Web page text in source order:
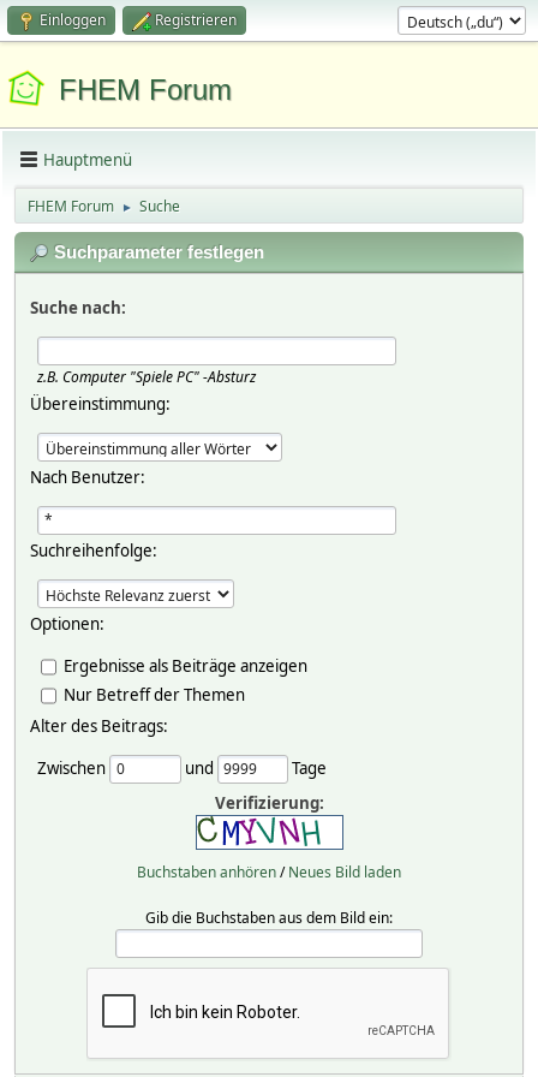
Einloggen Registrieren
FHEM Forum
Hauptmenü
FHEM Forum ► Suche
Suchparameter festlegen
Suche nach:
z.B. Computer "Spiele PC" -Absturz
Übereinstimmung:
Nach Benutzer:
Suchreihenfolge:
Optionen:
Ergebnisse als Beiträge anzeigen
Nur Betreff der Themen
Alter des Beitrags:
Zwischen
und
Tage
Verifizierung:
Buchstaben anhören/Neues Bild laden
Gib die Buchstaben aus dem Bild ein: